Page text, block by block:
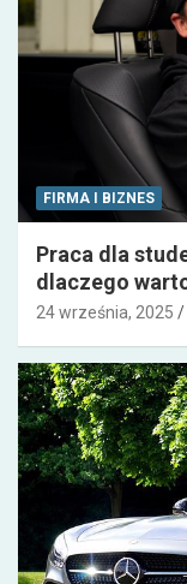
FIRMA I BIZNES
Praca dla
dlaczego
24 września, 2025